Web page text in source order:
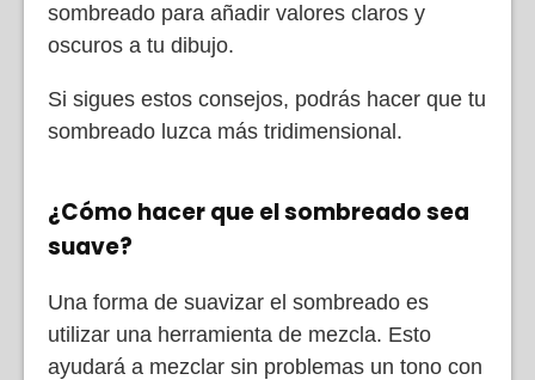
sombreado para añadir valores claros y
oscuros a tu dibujo.
Si sigues estos consejos, podrás hacer que tu
sombreado luzca más tridimensional.
¿Cómo hacer que el sombreado sea
suave?
Una forma de suavizar el sombreado es
utilizar una herramienta de mezcla. Esto
ayudará a mezclar sin problemas un tono con